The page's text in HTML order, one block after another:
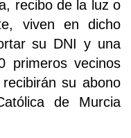
recibo de la luz o
viven en dicho
su DNI y una
primeros vecinos
su abono
de Murcia